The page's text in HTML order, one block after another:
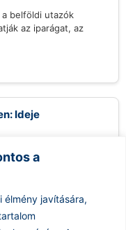
a
élmény javítására,
belföldi utazók
az iparágat, az
Ideje
a környezettudatos
melyek szerint a